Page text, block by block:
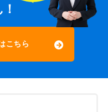
こちら